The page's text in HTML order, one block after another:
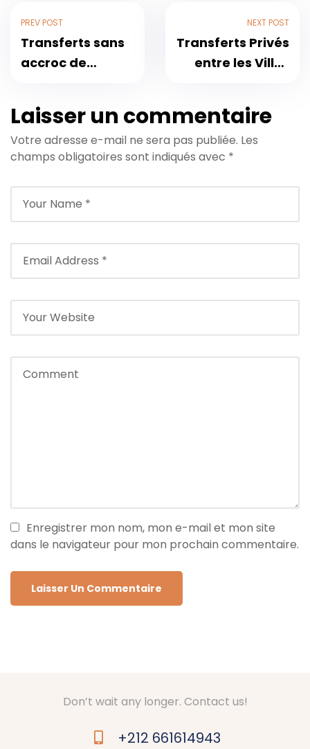
PREV POST
Transferts sans
accroc de
l’aéroport de
Marrakech :
Guide complet
NEXT POST
Transferts Privés
entre les Villes
Voyage Fluide
d’Agadir à
Marrakech et
Laisser un commentaire
Votre adresse e-mail ne sera pas publiée. Les
champs obligatoires sont indiqués avec *
Enregistrer mon nom, mon e-mail et mon site
dans le navigateur pour mon prochain commentaire.
Don’t wait any longer. Contact us!
+212 661614943